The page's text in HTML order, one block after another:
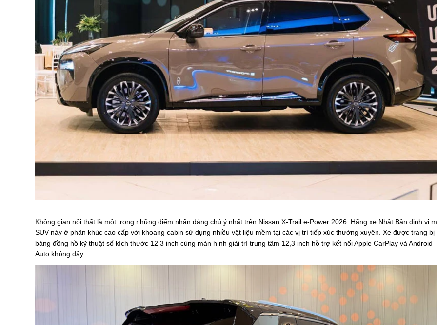
Không gian nội thất là một trong những điểm nhấn đáng chú ý nhất trên Nissan X-Trail e-Power 2026. Hãng xe Nhật Bản định vị
SUV này ở phân khúc cao cấp với khoang cabin sử dụng nhiều vật liệu mềm tại các vị trí tiếp xúc thường xuyên. Xe được trang bị
bảng đồng hồ kỹ thuật số kích thước 12,3 inch cùng màn hình giải trí trung tâm 12,3 inch hỗ trợ kết nối Apple CarPlay và Android
Auto không dây.